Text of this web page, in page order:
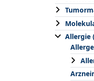
Allergie